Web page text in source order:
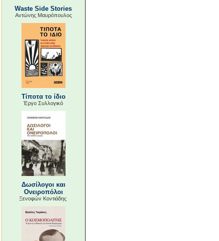
Waste Side Stories
Αντώνης Μαυρόπουλος
Τίποτα το ίδιο
Έργο Συλλογικό
Δωσίλογοι και
Ονειροπόλοι
Ξενοφών Κοντιάδης